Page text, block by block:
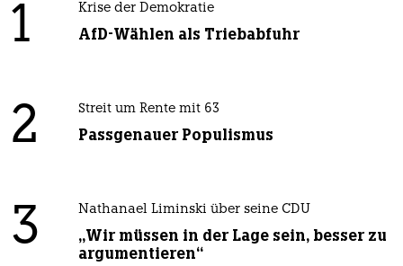
1 Krise der Demokratie
AfD-Wählen als Triebabfuhr
2 Streit um Rente mit 63
Passgenauer Populismus
3 Nathanael Liminski über seine CDU
„Wir müssen in der Lage sein, besser zu
argumentieren“